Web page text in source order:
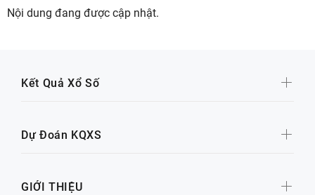
Nội dung đang được cập nhật.
Kết Quả Xổ Số
Dự Đoán KQXS
GIỚI THIỆU